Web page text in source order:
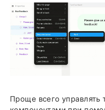
Проще всего